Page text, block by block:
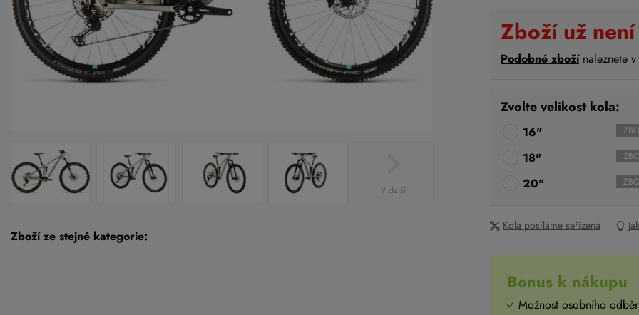
9 další
Zboží ze stejné kategorie:
Zboží už
Podobné zbožínaleznete
Zvolte velikost kola:
16"
18"
20"
Kola posíláme seřízená
Bonus k nákupu
Možnost osobního